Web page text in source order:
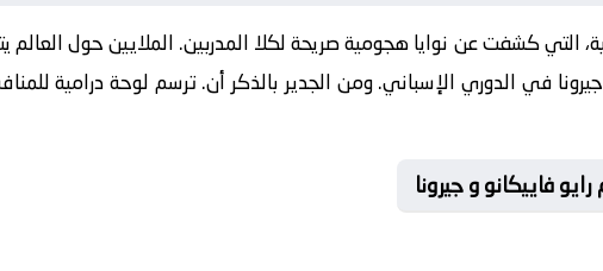
التي كشفت عن نوايا هجومية صريحة لكلا المدربين. الملايين حول
في الدوري الإسباني. ومن الجدير بالذكر أن. ترسم لوحة درامية
فاييكانو و جيرونا